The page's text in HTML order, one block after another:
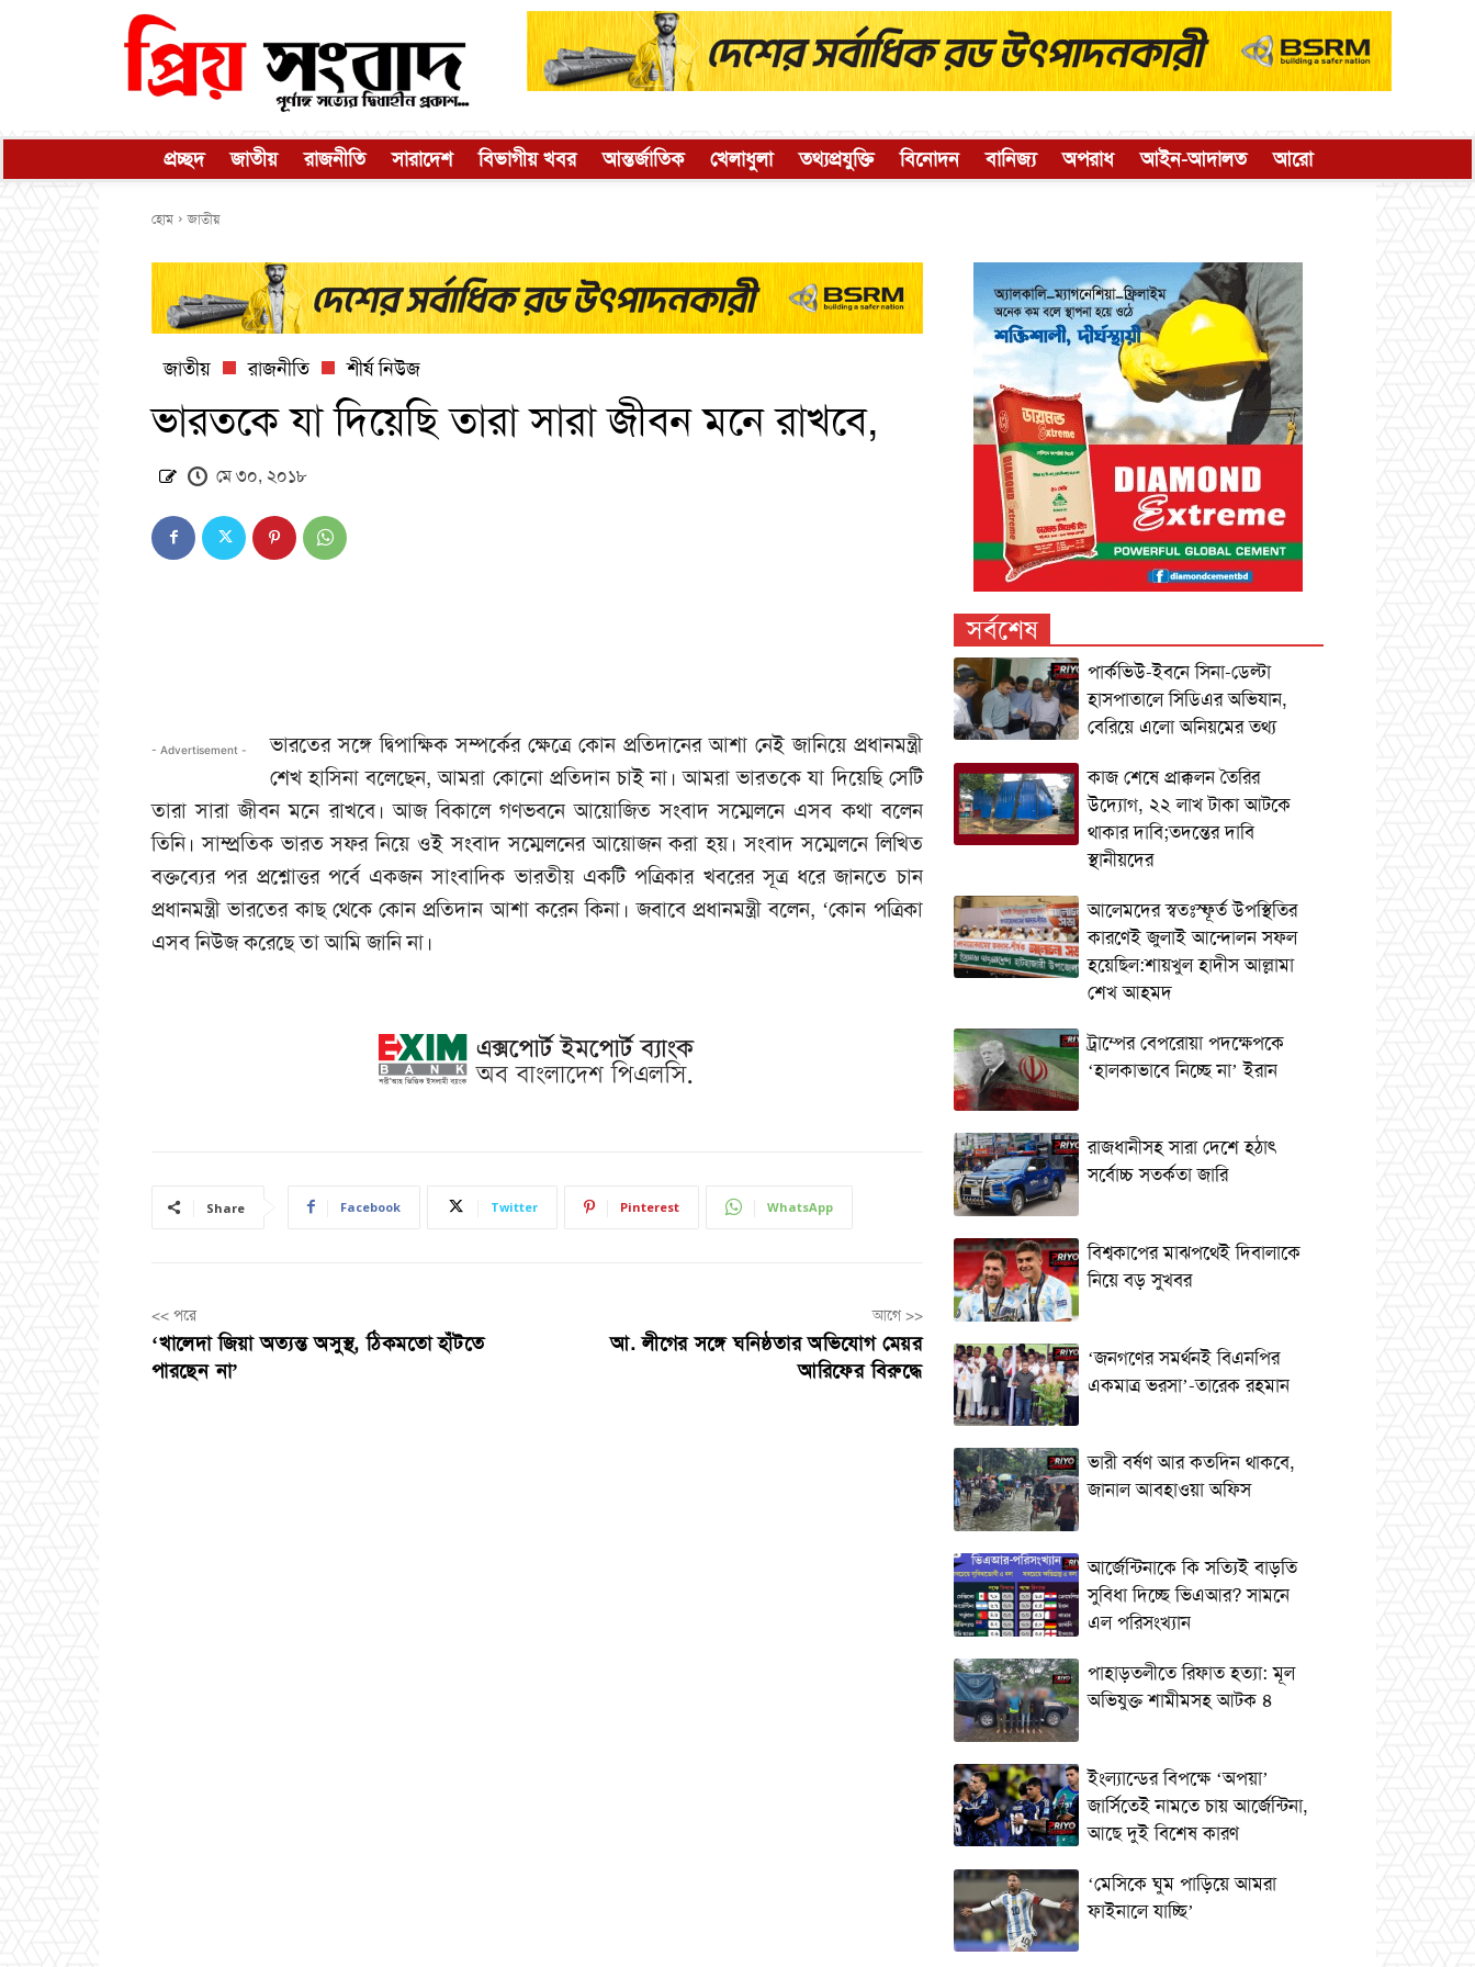
প্রচ্ছদ জাতীয় রাজনীতি সারাদেশ বিভাগীয় খবর আন্তর্জাতিক খেলাধুলা তথ্যপ্রযুক্তি বিনোদন বানিজ্য অপরাধ আইন-আদালত আরো
হোম জাতীয়
জাতীয় রাজনীতি শীর্ষ নিউজ
ভারতকে যা দিয়েছি তারা সারা জীবন মনে রাখবে,
মে ৩০, ২০১৮
- Advertisement -
ভারতের সঙ্গে দ্বিপাক্ষিক সম্পর্কের ক্ষেত্রে কোন প্রতিদানের আশা নেই জানিয়ে প্রধানমন্ত্রী
শেখ হাসিনা বলেছেন, আমরা কোনো প্রতিদান চাই না। আমরা ভারতকে যা দিয়েছি সেটি
তারা সারা জীবন মনে রাখবে। আজ বিকালে গণভবনে আয়োজিত সংবাদ সম্মেলনে এসব কথা বলেন
তিনি। সাম্প্রতিক ভারত সফর নিয়ে ওই সংবাদ সম্মেলনের আয়োজন করা হয়। সংবাদ সম্মেলনে লিখিত
বক্তব্যের পর প্রশ্নোত্তর পর্বে একজন সাংবাদিক ভারতীয় একটি পত্রিকার খবরের সূত্র ধরে জানতে চান
প্রধানমন্ত্রী ভারতের কাছ থেকে কোন প্রতিদান আশা করেন কিনা। জবাবে প্রধানমন্ত্রী বলেন, ‘কোন পত্রিকা
এসব নিউজ করেছে তা আমি জানি না।
Share Facebook Twitter Pinterest WhatsApp
<< পরে
‘খালেদা জিয়া অত্যন্ত অসুস্থ, ঠিকমতো হাঁটতে
পারছেন না’
আগে >>
আ. লীগের সঙ্গে ঘনিষ্ঠতার অভিযোগ মেয়র
আরিফের বিরুদ্ধে
সর্বশেষ
পার্কভিউ-ইবনে সিনা-ডেল্টা
হাসপাতালে সিডিএর অভিযান,
বেরিয়ে এলো অনিয়মের তথ্য
কাজ শেষে প্রাক্কলন তৈরির
উদ্যোগ, ২২ লাখ টাকা আটকে
থাকার দাবি;তদন্তের দাবি
স্থানীয়দের
আলেমদের স্বতঃস্ফূর্ত উপস্থিতির
কারণেই জুলাই আন্দোলন সফল
হয়েছিল:শায়খুল হাদীস আল্লামা
শেখ আহমদ
ট্রাম্পের বেপরোয়া পদক্ষেপকে
‘হালকাভাবে নিচ্ছে না’ ইরান
রাজধানীসহ সারা দেশে হঠাৎ
সর্বোচ্চ সতর্কতা জা‌রি
বিশ্বকাপের মাঝপথেই দিবালাকে
নিয়ে বড় সুখবর
‘জনগণের সমর্থনই বিএনপির
একমাত্র ভরসা’-তারেক রহমান
ভারী বর্ষণ আর কতদিন থাকবে,
জানাল আবহাওয়া অফিস
আর্জেন্টিনাকে কি সত্যিই বাড়তি
সুবিধা দিচ্ছে ভিএআর? সামনে
এল পরিসংখ্যান
পাহাড়তলীতে রিফাত হত্যা: মূল
অভিযুক্ত শামীমসহ আটক ৪
ইংল্যান্ডের বিপক্ষে ‘অপয়া’
জার্সিতেই নামতে চায় আর্জেন্টিনা,
আছে দুই বিশেষ কারণ
‘মেসিকে ঘুম পাড়িয়ে আমরা
ফাইনালে যাচ্ছি’